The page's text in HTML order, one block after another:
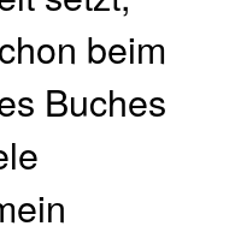
beim
Buches